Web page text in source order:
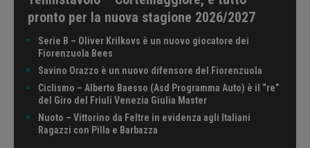
pronto per la nuova stagione 2026/2027
Serie B – Oliver Krilkovs è un nuovo giocatore dei
Fiorenzuola Bees
Savino Orazzo è un nuovo difensore del Fiorenzuola
Ciclismo – Alberto Baesso (Asd Programma Auto) è il “re”
del Giro del Friuli Venezia Giulia Master
Nuoto – Vittorino da Feltre in evidenza agli Italiani
Ragazzi con Pilla e Barbazza